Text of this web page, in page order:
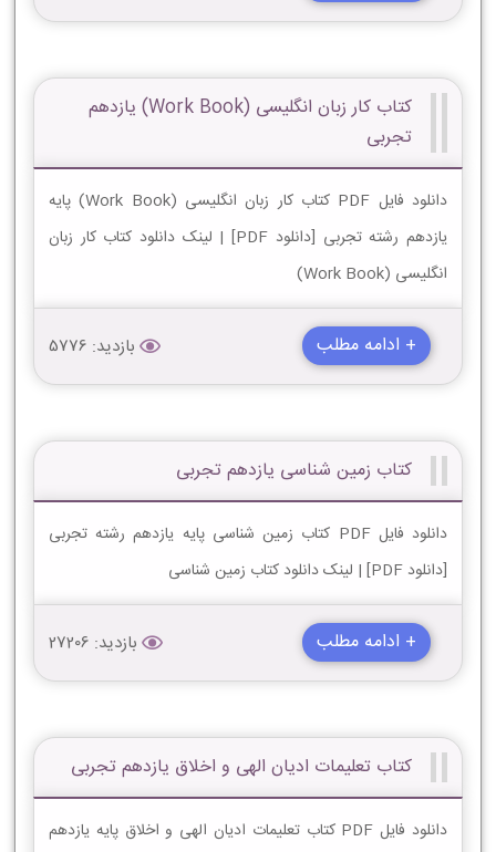
کتاب کار زبان انگلیسی (Work Book) یازدهم
تجربی
دانلود فایل PDF کتاب کار زبان انگلیسی (Work Book) پایه
یازدهم رشته تجربی [دانلود PDF] | لینک دانلود کتاب کار زبان
انگلیسی (Work Book)
+ ادامه مطلب بازدید: 5776
کتاب زمین شناسی یازدهم تجربی
دانلود فایل PDF کتاب زمین شناسی پایه یازدهم رشته تجربی
[دانلود PDF] | لینک دانلود کتاب زمین شناسی
+ ادامه مطلب بازدید: 27206
کتاب تعلیمات ادیان الهی و اخلاق یازدهم تجربی
دانلود فایل PDF کتاب تعلیمات ادیان الهی و اخلاق پایه یازدهم